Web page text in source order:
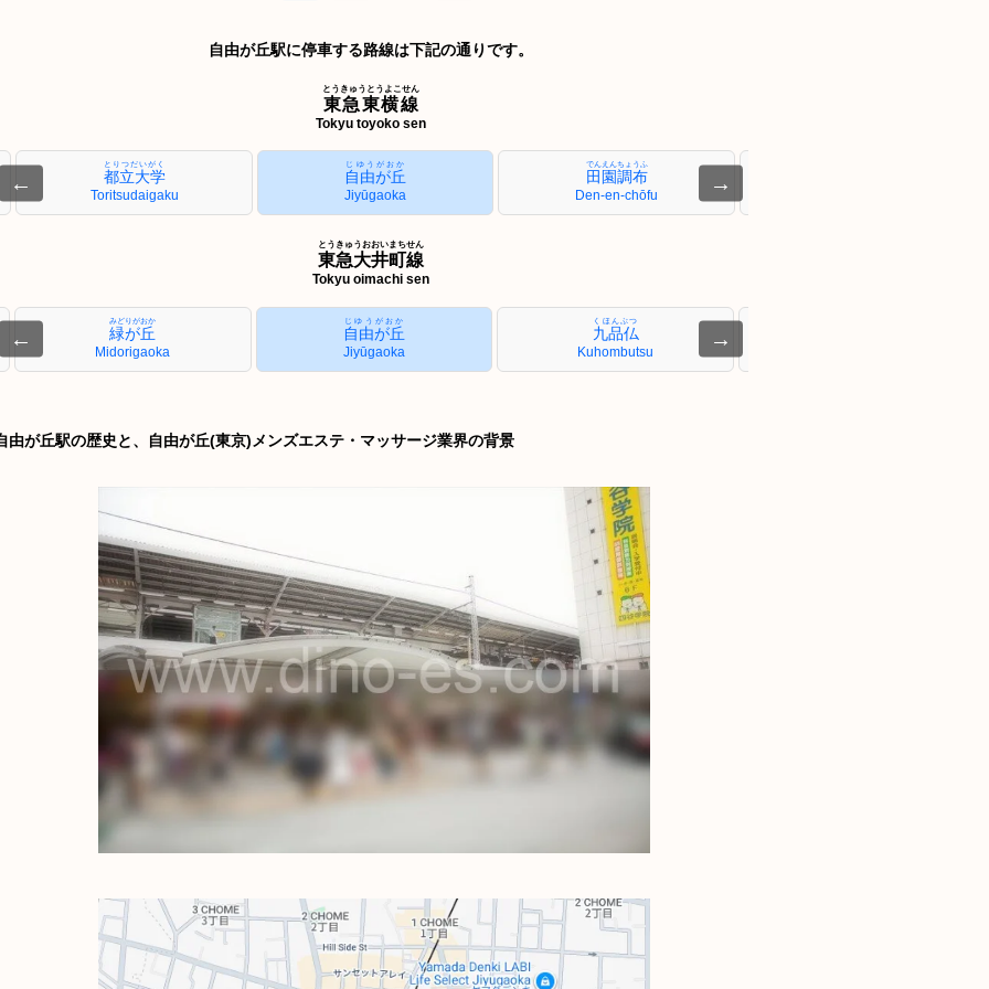
自由が丘駅に停車する路線は下記の通りです。
東急東横線
とうきゅうとうよこせん
Tokyu toyoko sen
← 都立大学
とりつだいがく
Toritsudaigaku
自由が丘
じゆうがおか
Jiyūgaoka
田園調布
でんえんちょうふ
Den-en-chōfu
→
東急大井町線
とうきゅうおおいまちせん
Tokyu oimachi sen
← 緑が丘
みどりがおか
Midorigaoka
自由が丘
じゆうがおか
Jiyūgaoka
九品仏
くほんぶつ
Kuhombutsu
→
由が丘駅の歴史と、自由が丘(東京)メンズエステ・マッサージ業界の背景